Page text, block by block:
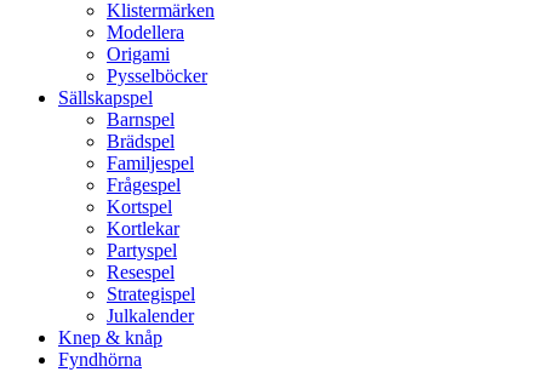
Klistermärken
Modellera
Origami
Pysselböcker
Sällskapspel
Barnspel
Brädspel
Familjespel
Frågespel
Kortspel
Kortlekar
Partyspel
Resespel
Strategispel
Julkalender
Knep & knåp
Fyndhörna